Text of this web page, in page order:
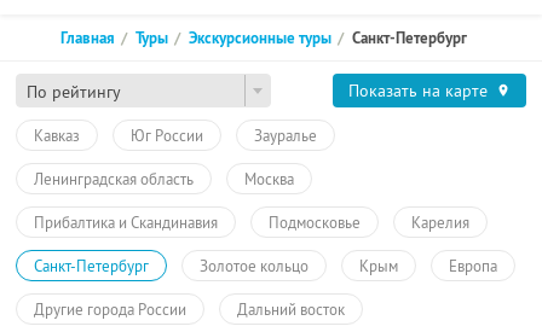
По рейтингу
Главная Туры Экскурсионные туры Санкт-Петербург
Показать на карте
Кавказ Юг России Зауралье
Ленинградская область Москва
Прибалтика и Скандинавия Подмосковье Карелия
Санкт-Петербург Золотое кольцо Крым Европа
Другие города России Дальний восток